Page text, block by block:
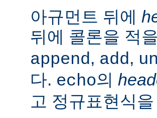
아규먼트 뒤에
뒤에 콜론을 적
append, add,
다. echo의
고 정규표현식